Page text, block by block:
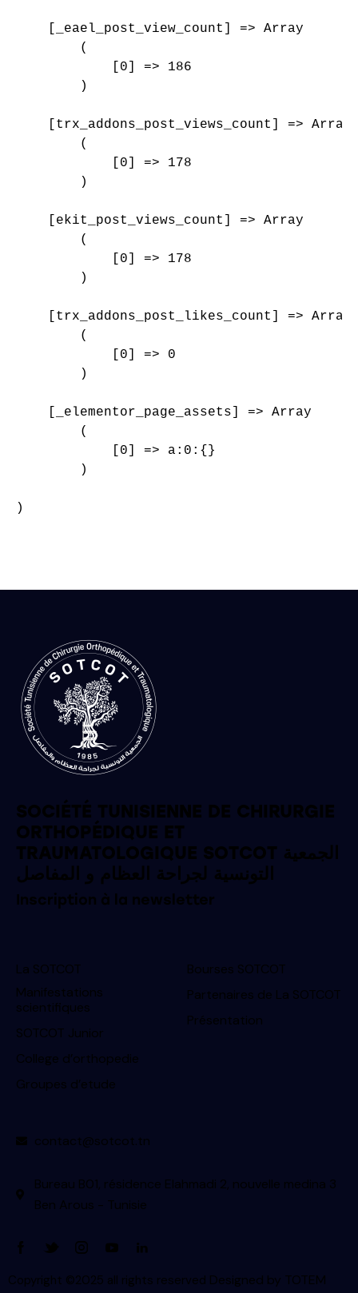
    [_eael_post_view_count] => Array
        (
            [0] => 186
        )
    [trx_addons_post_views_count] => Array
        (
            [0] => 178
        )
    [ekit_post_views_count] => Array
        (
            [0] => 178
        )
    [trx_addons_post_likes_count] => Array
        (
            [0] => 0
        )
    [_elementor_page_assets] => Array
        (
            [0] => a:0:{}
        )
)
SOCIÉTÉ TUNISIENNE DE CHIRURGIE
ORTHOPÉDIQUE ET
TRAUMATOLOGIQUE SOTCOT الجمعية
التونسية لجراحة العظام و المفاصل
Inscription à la newsletter
La SOTCOT
Manifestations
scientifiques
SOTCOT Junior
College d’orthopedie
Groupes d’etude
Bourses SOTCOT
Partenaires de La SOTCOT
Présentation
contact@sotcot.tn
Bureau B01, résidence Elahmadi 2, nouvelle medina 3
Ben Arous - Tunisie
Copyright ©2025 all rights reserved Designed by TOTEM